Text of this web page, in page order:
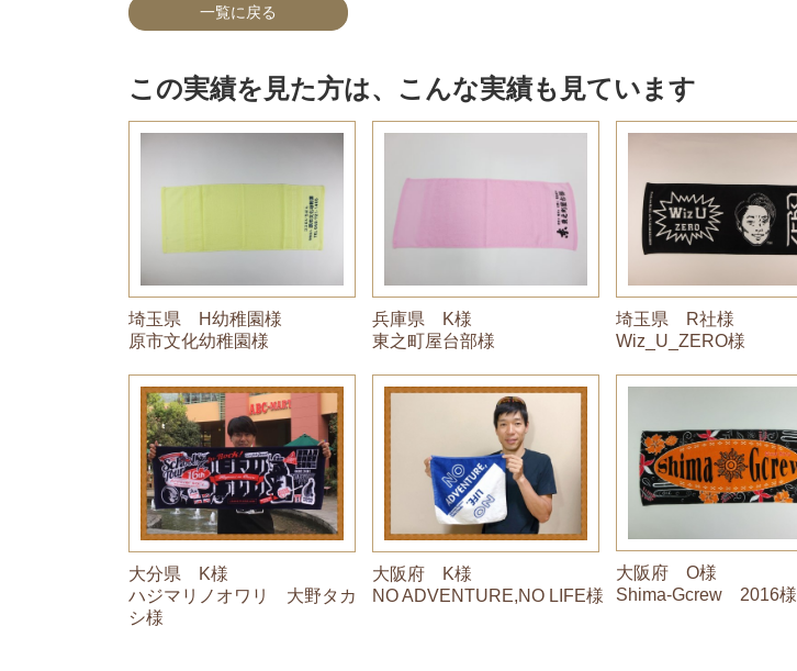
一覧に戻る
この実績を見た方は、こんな実績も見ています
埼玉県 H幼稚園様
原市文化幼稚園様
兵庫県 K様
東之町屋台部様
埼玉県 R社様
Wiz_U_ZERO様
大分県 K様
ハジマリノオワリ 大野タカ
シ様
大阪府 K様
NO ADVENTURE,NO LIFE様
大阪府 O様
Shima-Gcrew 2016様